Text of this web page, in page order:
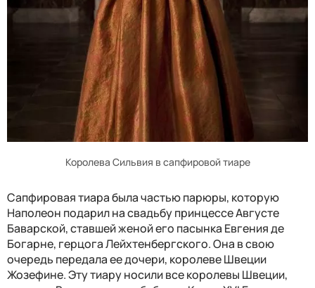
Королева Сильвия в сапфировой тиаре
Сапфировая тиара была частью парюры, которую
Наполеон подарил на свадьбу принцессе Августе
Баварской, ставшей женой его пасынка Евгения де
Богарне, герцога Лейхтенбергского. Она в свою
очередь передала ее дочери, королеве Швеции
Жозефине. Эту тиару носили все королевы Швеции,